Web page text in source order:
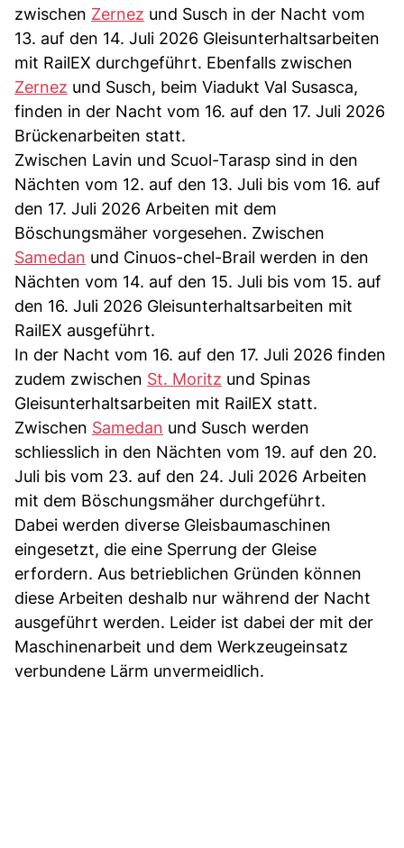
zwischen Zernez und Susch in der Nacht vom
13. auf den 14. Juli 2026 Gleisunterhaltsarbeiten
mit RailEX durchgeführt. Ebenfalls zwischen
Zernez und Susch, beim Viadukt Val Susasca,
finden in der Nacht vom 16. auf den 17. Juli 2026
Brückenarbeiten statt.
Zwischen Lavin und Scuol-Tarasp sind in den
Nächten vom 12. auf den 13. Juli bis vom 16. auf
den 17. Juli 2026 Arbeiten mit dem
Böschungsmäher vorgesehen. Zwischen
Samedan und Cinuos-chel-Brail werden in den
Nächten vom 14. auf den 15. Juli bis vom 15. auf
den 16. Juli 2026 Gleisunterhaltsarbeiten mit
RailEX ausgeführt.
In der Nacht vom 16. auf den 17. Juli 2026 finden
zudem zwischen St. Moritz und Spinas
Gleisunterhaltsarbeiten mit RailEX statt.
Zwischen Samedan und Susch werden
schliesslich in den Nächten vom 19. auf den 20.
Juli bis vom 23. auf den 24. Juli 2026 Arbeiten
mit dem Böschungsmäher durchgeführt.
Dabei werden diverse Gleisbaumaschinen
eingesetzt, die eine Sperrung der Gleise
erfordern. Aus betrieblichen Gründen können
diese Arbeiten deshalb nur während der Nacht
ausgeführt werden. Leider ist dabei der mit der
Maschinenarbeit und dem Werkzeugeinsatz
verbundene Lärm unvermeidlich.